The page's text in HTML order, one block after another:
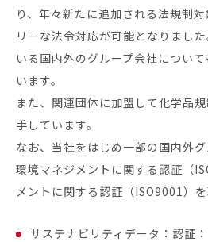
り、年々新たに追加される法規制
リーな法令対応が可能となりまし
いる国内外のグループ会社につい
います。
また、関連団体に加盟して化学品
手しています。
なお、当社をはじめ一部の国内外グ
環境マネジメントに関する認証（
メントに関する認証（ISO9001）を
サステナビリティデータ：認証